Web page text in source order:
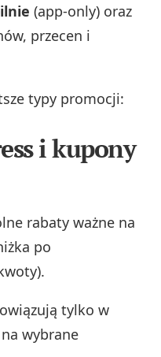
(app‑only) oraz
przecen i
typy promocji:
i kupony
rabaty ważne na
po
tylko w
wybrane